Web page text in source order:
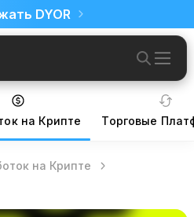
DYOR
на Крипте Торговые
на Крипте